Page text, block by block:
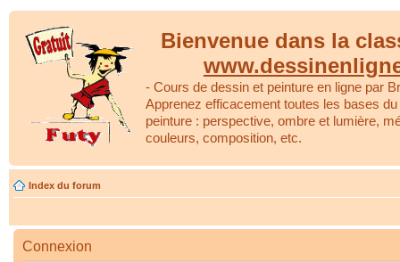
Bienvenue dans la
- Cours de dessin et peinture en ligne par
Apprenez efficacement toutes les bases
peinture : perspective, ombre et lumière,
couleurs, composition, etc.
Index du forum
Connexion